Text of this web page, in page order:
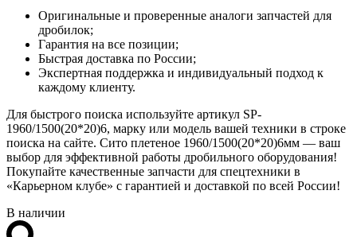
Оригинальные и проверенные аналоги запчастей для
дробилок;
Гарантия на все позиции;
Быстрая доставка по России;
Экспертная поддержка и индивидуальный подход к
каждому клиенту.
Для быстрого поиска используйте артикул SP-
1960/1500(20*20)6, марку или модель вашей техники в строке
поиска на сайте. Сито плетеное 1960/1500(20*20)6мм — ваш
выбор для эффективной работы дробильного оборудования!
Покупайте качественные запчасти для спецтехники в
«Карьерном клубе» с гарантией и доставкой по всей России!
В наличии